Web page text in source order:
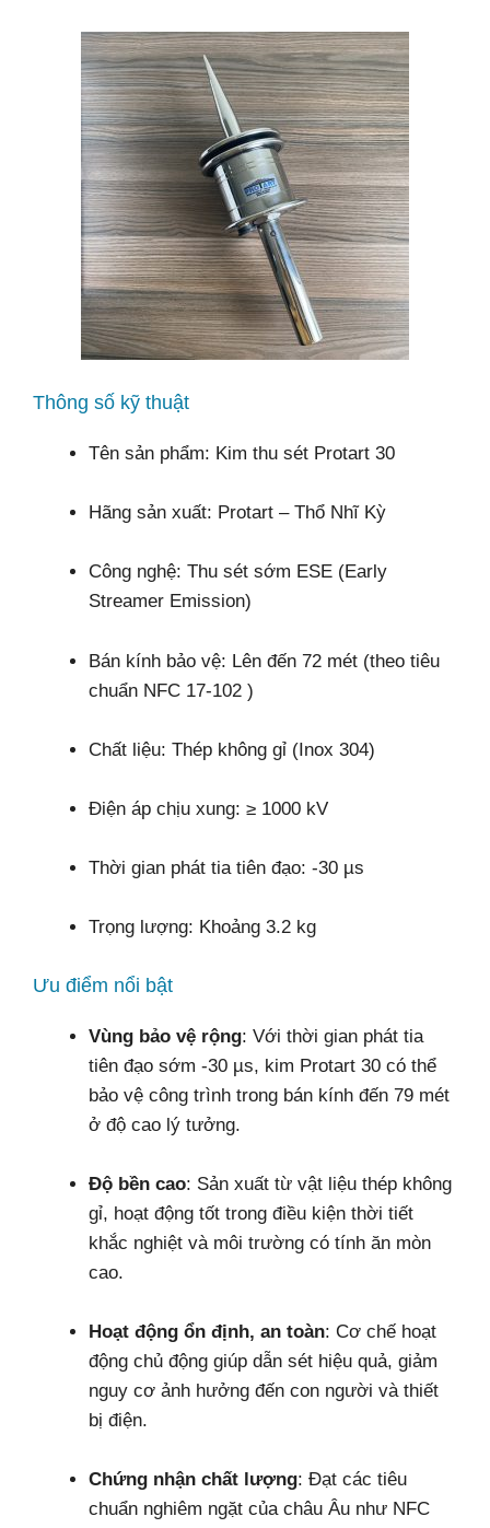
Thông số kỹ thuật
Tên sản phẩm: Kim thu sét Protart 30
Hãng sản xuất: Protart – Thổ Nhĩ Kỳ
Công nghệ: Thu sét sớm ESE (Early
Streamer Emission)
Bán kính bảo vệ: Lên đến 72 mét (theo tiêu
chuẩn NFC 17-102 )
Chất liệu: Thép không gỉ (Inox 304)
Điện áp chịu xung: ≥ 1000 kV
Thời gian phát tia tiên đạo: -30 µs
Trọng lượng: Khoảng 3.2 kg
Ưu điểm nổi bật
Vùng bảo vệ rộng: Với thời gian phát tia
tiên đạo sớm -30 µs, kim Protart 30 có thể
bảo vệ công trình trong bán kính đến 79 mét
ở độ cao lý tưởng.
Độ bền cao: Sản xuất từ vật liệu thép không
gỉ, hoạt động tốt trong điều kiện thời tiết
khắc nghiệt và môi trường có tính ăn mòn
cao.
Hoạt động ổn định, an toàn: Cơ chế hoạt
động chủ động giúp dẫn sét hiệu quả, giảm
nguy cơ ảnh hưởng đến con người và thiết
bị điện.
Chứng nhận chất lượng: Đạt các tiêu
chuẩn nghiêm ngặt của châu Âu như NFC